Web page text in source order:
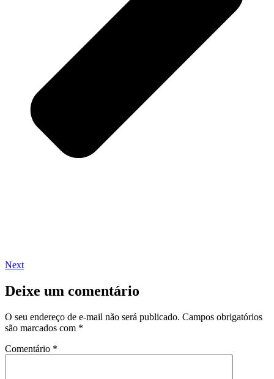
Next
Deixe um comentário
O seu endereço de e-mail não será publicado. Campos obrigatórios
são marcados com *
Comentário *